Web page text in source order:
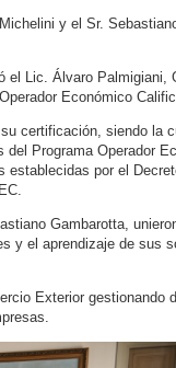
y el Sr.
el Lic. Álvaro
Económico
certificación, siendo la
Programa Operador
por el
Gambarotta,
y el aprendizaje de sus
Exterior